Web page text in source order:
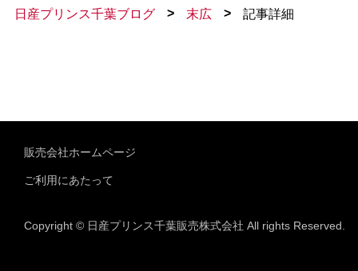
日産プリンス千葉ブログ > 末広 > 記事詳細
販売会社ホームページ
ご利用にあたって
Copyright © 日産プリンス千葉販売株式会社 All rights Reserved.